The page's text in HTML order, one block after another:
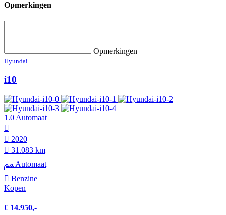
Opmerkingen
Opmerkingen
Hyundai
i10
1.0 Automaat
2020
31.083 km
Automaat
Benzine
Kopen
€ 14.950,-